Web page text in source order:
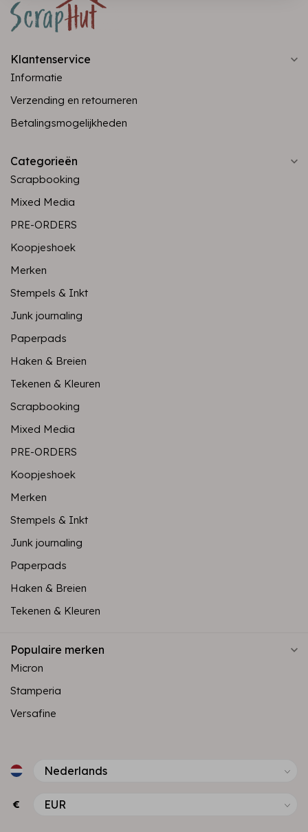
Klantenservice
Informatie
Verzending en retourneren
Betalingsmogelijkheden
Categorieën
Scrapbooking
Mixed Media
PRE-ORDERS
Koopjeshoek
Merken
Stempels & Inkt
Junk journaling
Paperpads
Haken & Breien
Tekenen & Kleuren
Scrapbooking
Mixed Media
PRE-ORDERS
Koopjeshoek
Merken
Stempels & Inkt
Junk journaling
Paperpads
Haken & Breien
Tekenen & Kleuren
Populaire merken
Micron
Stamperia
Versafine
€